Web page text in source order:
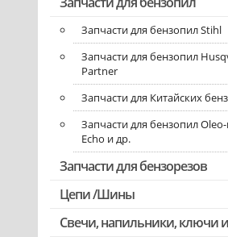
Запчасти для бензопил Stihl
Запчасти для бензопил
Partner
Запчасти для Китайских
Запчасти для бензопил
Echo и др.
Запчасти для бензорезов
Цепи /Шины
Свечи, напильники, ключи